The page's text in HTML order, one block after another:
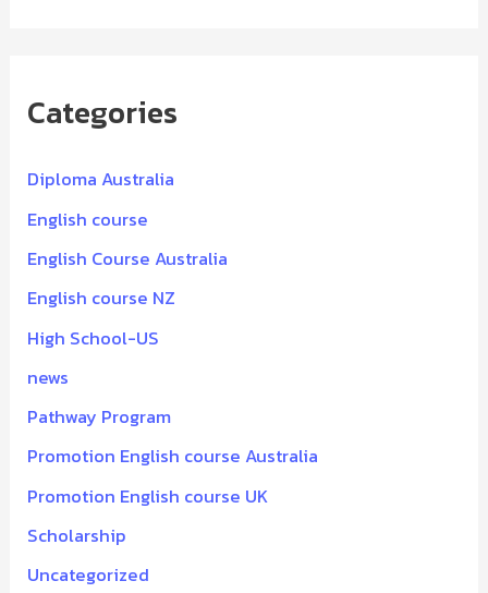
Categories
Diploma Australia
English course
English Course Australia
English course NZ
High School-US
news
Pathway Program
Promotion English course Australia
Promotion English course UK
Scholarship
Uncategorized